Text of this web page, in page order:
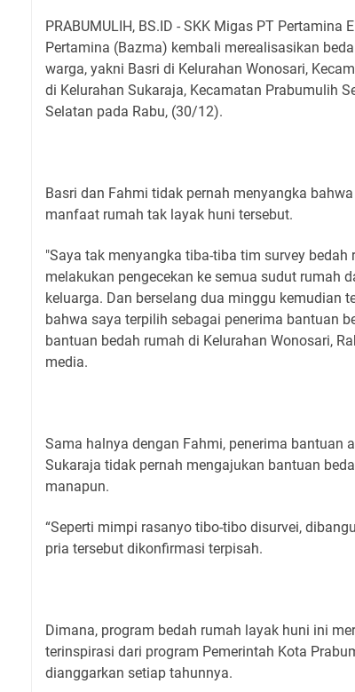
PRABUMULIH, BS.ID - SKK Migas PT Pertamina
Pertamina (Bazma) kembali merealisasikan
warga, yakni Basri di Kelurahan Wonosari,
di Kelurahan Sukaraja, Kecamatan Prabumulih
Selatan pada Rabu, (30/12).
Basri dan Fahmi tidak pernah menyangka
manfaat rumah tak layak huni tersebut.
"Saya tak menyangka tiba-tiba tim survey
melakukan pengecekan ke semua sudut rumah
keluarga. Dan berselang dua minggu kemudian
bahwa saya terpilih sebagai penerima bantuan
bantuan bedah rumah di Kelurahan Wonosari,
media.
Sama halnya dengan Fahmi, penerima bantuan
Sukaraja tidak pernah mengajukan bantuan
manapun.
“Seperti mimpi rasanyo tibo-tibo disurvei,
pria tersebut dikonfirmasi terpisah.
Dimana, program bedah rumah layak huni ini
terinspirasi dari program Pemerintah Kota
dianggarkan setiap tahunnya.